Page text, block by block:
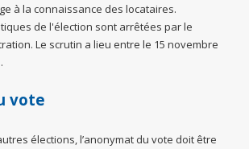
à la connaissance des locataires.
de l'élection sont arrêtées par le
Le scrutin a lieu entre le 15 novembre
vote
élections, l’anonymat du vote doit être